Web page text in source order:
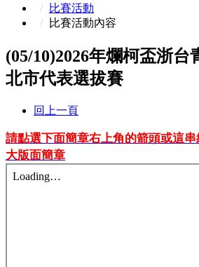
比賽活動
比賽活動內容
(05/10)2026年爛柯盃浙台
北市代表選拔賽
回上一頁
請點選下面簡章右上角的箭頭或這
大版面簡章